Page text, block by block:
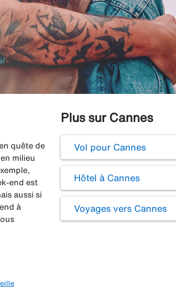
quête de
milieu
end est
aussi si
à
Plus sur Cannes
Vol pour Cannes
Hôtel à Cannes
Voyages vers Cannes